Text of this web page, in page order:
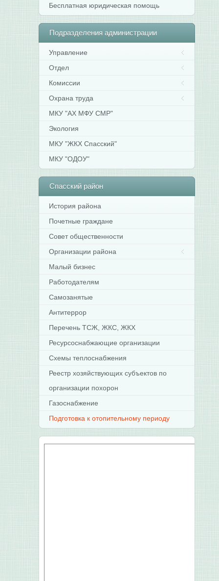
Бесплатная юридическая помощь
Подразделения администрации
Управление
Отдел
Комиссии
Охрана труда
МКУ "АХ МФУ СМР"
Экология
МКУ "ЖКХ Спасский"
МКУ "ОДОУ"
Спасскийрайон
История района
Почетные граждане
Совет общественности
Организации района
Малый бизнес
Работодателям
Самозанятые
Антитеррор
Перечень ТСЖ, ЖКС, ЖКХ
Ресурсоснабжающие организации
Схемы теплоснабжения
Реестр хозяйствующих субъектов по
организации похорон
Газоснабжение
Подготовка к отопительному периоду